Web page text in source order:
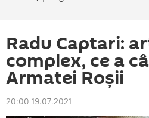
Radu Captari:
complex, ce a
Armatei Roșii
20:00 19.07.2021